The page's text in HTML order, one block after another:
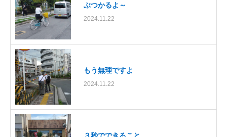
ぶつかるよ～
2024.11.22
もう無理ですよ
2024.11.22